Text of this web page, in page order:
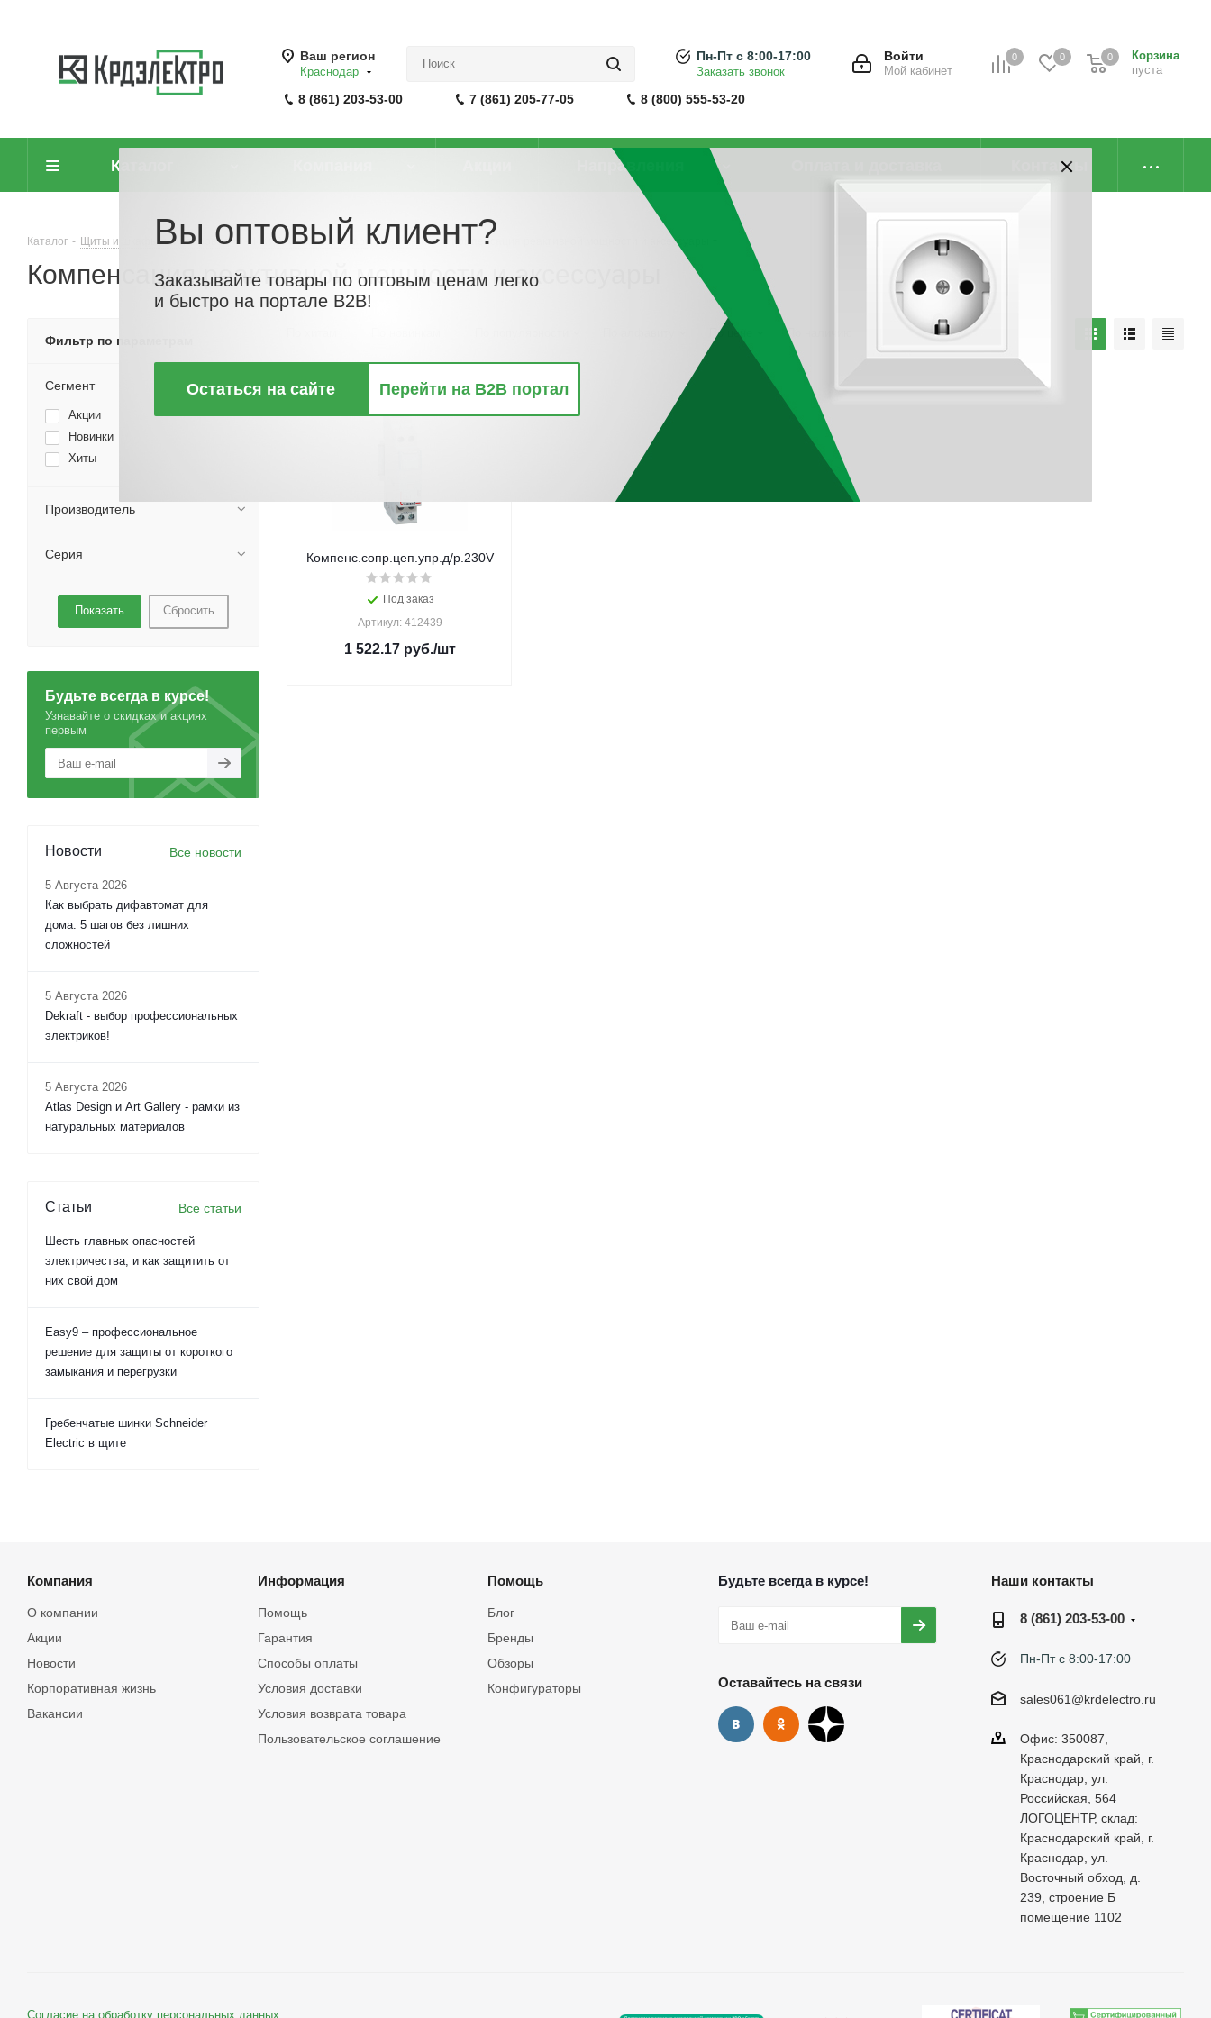
Ваш регион
Краснодар
8 (861) 203-53-00 7 (861) 205-77-05 8 (800) 555-53-20
0 0
Корзина
пуста
0
Войти
Мой кабинет
Пн-Пт с 8:00-17:00
Заказать звонок
Каталог Направления Контакты
Каталог - Щиты и шкафы, шинопровод - НКУ, УКРМ, аксессуары для УКРМ - Компенсация реактивной мощности и аксессуары
Компенсация реактивной мощности и аксессуары
По цене По наличию
Компенс.сопр.цеп.упр.д/р.230V
Под заказ
Артикул: 412439
1 522.17руб./шт
Фильтр по параметрам
Сегмент
Акции
Новинки
Хиты
Производитель
Серия
Сбросить
Будьте всегда в курсе!
Узнавайте о скидках и акциях
первым
Новости Все новости
5 Августа 2026
Как выбрать дифавтомат для
дома: 5 шагов без лишних
сложностей
5 Августа 2026
Dekraft - выбор профессиональных
электриков!
5 Августа 2026
Atlas Design и Art Gallery - рамки из
натуральных материалов
Статьи Все статьи
Шесть главных опасностей
электричества, и как защитить от
них свой дом
Easy9 – профессиональное
решение для защиты от короткого
замыкания и перегрузки
Гребенчатые шинки Schneider
Electric в щите
Компания
О компании
Акции
Новости
Корпоративная жизнь
Вакансии
Информация
Помощь
Гарантия
Способы оплаты
Условия доставки
Условия возврата товара
Пользовательское соглашение
Помощь
Блог
Бренды
Обзоры
Конфигураторы
Будьте всегда в курсе!
Оставайтесь на связи
Наши контакты
8 (861) 203-53-00
Пн-Пт с 8:00-17:00
sales061@krdelectro.ru
Офис: 350087,
Краснодарский край, г.
Краснодар, ул.
Российская, 564
ЛОГОЦЕНТР, склад:
Краснодарский край, г.
Краснодар, ул.
Восточный обход, д.
239, строение Б
помещение 1102
Вы оптовый клиент?
Заказывайте товары по оптовым ценам легко
и быстро на портале B2B!
Остаться на сайте Перейти на B2B портал